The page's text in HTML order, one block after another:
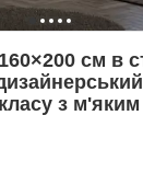
см в
з